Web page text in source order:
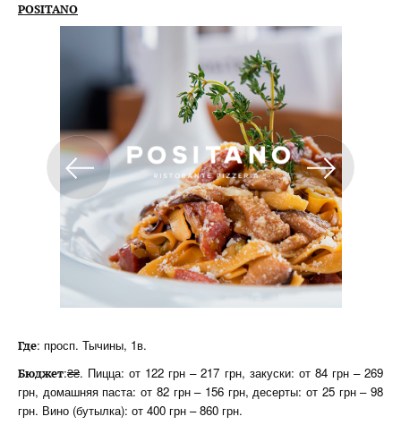
POSITANO
Где: просп. Тычины, 1в.
Бюджет:₴₴. Пицца: от 122 грн – 217 грн, закуски: от 84 грн – 269
грн, домашняя паста: от 82 грн – 156 грн, десерты: от 25 грн – 98
грн. Вино (бутылка): от 400 грн – 860 грн.